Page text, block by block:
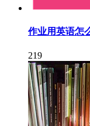
作业用英语怎
219